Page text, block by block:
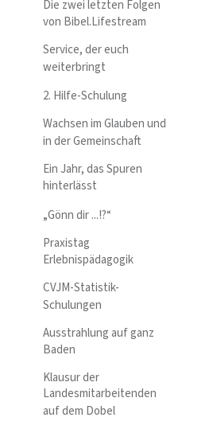
Die zwei letzten Folgen
von Bibel.Lifestream
Service, der euch
weiterbringt
2. Hilfe-Schulung
Wachsen im Glauben und
in der Gemeinschaft
Ein Jahr, das Spuren
hinterlässt
„Gönn dir ...!?“
Praxistag
Erlebnispädagogik
CVJM-Statistik-
Schulungen
Ausstrahlung auf ganz
Baden
Klausur der
Landesmitarbeitenden
auf dem Dobel